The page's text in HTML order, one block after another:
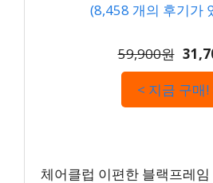
(8,458 개의 후기가
59,900원
< 지금 구매!
체어클럽 이편한 블랙프레